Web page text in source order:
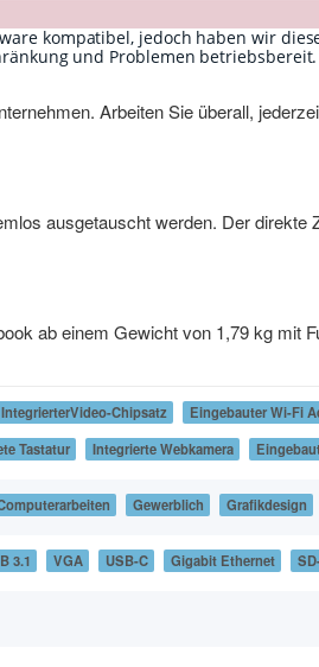
kompatibel, jedoch haben wir
und Problemen betriebsbereit.
Arbeiten Sie überall,
ausgetauscht werden. Der
ab einem Gewicht von 1,79 kg mit
IntegrierterVideo-Chipsatz Eingebauter Wi-Fi
Tastatur Integrierte Webkamera
Gewerblich Grafikdesign
3.1 VGA USB-C Gigabit Ethernet